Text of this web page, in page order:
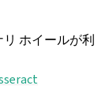
ホイールが利